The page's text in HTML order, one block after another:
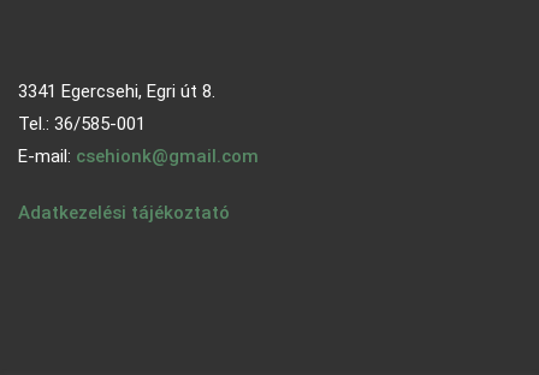
3341 Egercsehi, Egri út 8.
Tel.: 36/585-001
E-mail: csehionk@gmail.com
Adatkezelési tájékoztató